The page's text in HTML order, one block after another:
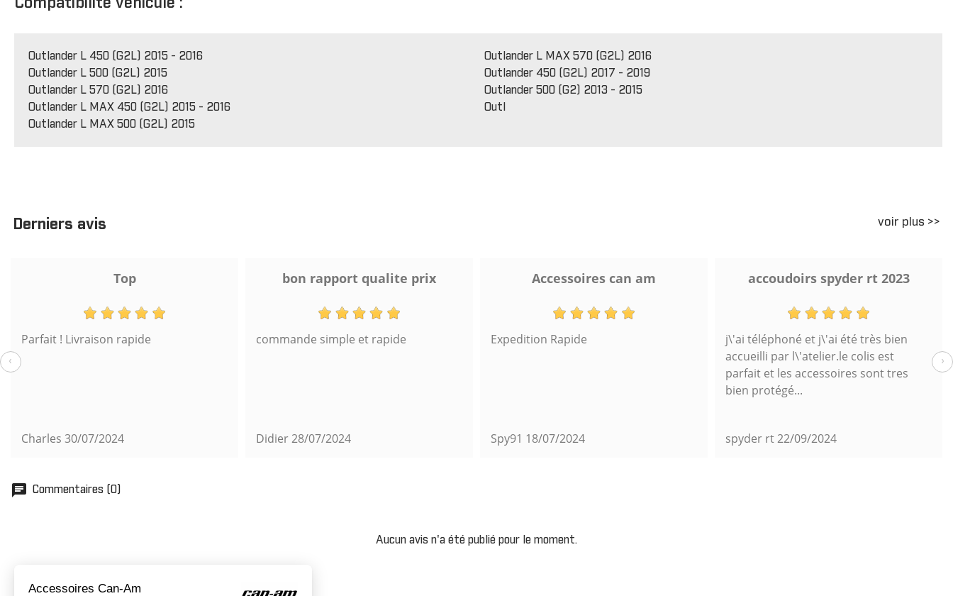
Outlander L 450 (G2L) 2015 - 2016
Outlander L 500 (G2L) 2015
Outlander L 570 (G2L) 2016
Outlander L MAX 450 (G2L) 2015 - 2016
Outlander L MAX 500 (G2L) 2015
Outlander L MAX 570 (G2L) 2016
Outlander 450 (G2L) 2017 - 2019
Outlander 500 (G2) 2013 - 2015
Outl
Derniers avis voir plus >>
Top
Parfait ! Livraison rapide
Charles 30/07/2024
bon rapport qualite prix
commande simple et rapide
Didier28/07/2024
Accessoires can am
Expedition Rapide
Spy91 18/07/2024
accoudoirs spyder rt 2023
j\'ai téléphoné et j\'ai été très bien
accueilli par l\'atelier.le colis est
parfait et les accessoires sont tres
bien protégé...
spyder rt22/09/2024
‹ ›
chat Commentaires (0)
Aucun avis n'a été publié pour le moment.